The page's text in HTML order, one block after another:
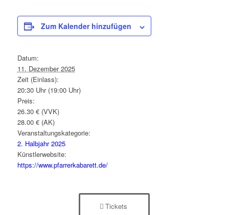
Zum Kalender hinzufügen
Datum:
11. Dezember 2025
Zeit (Einlass):
20:30 Uhr (19:00 Uhr)
Preis:
26.30 € (VVK)
28.00 € (AK)
Veranstaltungskategorie:
2. Halbjahr 2025
Künstlerwebsite:
https://www.pfarrerkabarett.de/
Tickets